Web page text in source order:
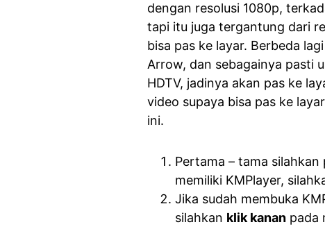
dengan resolusi 1080p,
tapi itu juga tergantung dari
bisa pas ke layar. Berbeda
Arrow, dan sebagainya pasti
HDTV, jadinya akan pas ke
video supaya bisa pas ke
ini.
Pertama – tama
memiliki KMPlayer,
Jika sudah membuka
silahkan klik kanan pada